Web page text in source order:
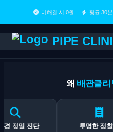
미해결 시 0원 평균 30
PIPE
왜 배관클리
진단 투명한 정찰제